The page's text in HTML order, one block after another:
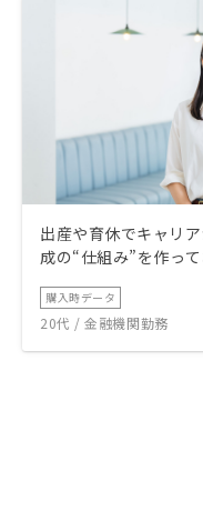
出産や育休でキャリ
成の“仕組み”を作って
購入時データ
20代 / 金融機関勤務